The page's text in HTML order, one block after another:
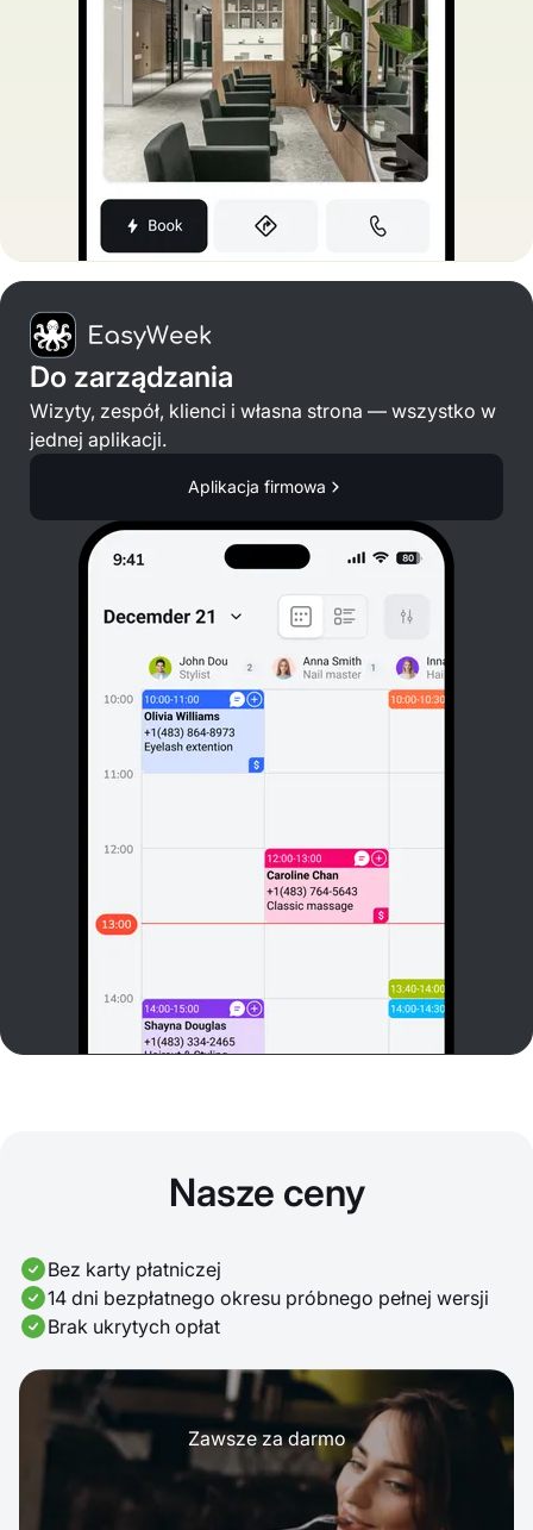
Do zarządzania
Wizyty, zespół, klienci i własna strona — wszystko w
jednej aplikacji.
Aplikacja firmowa
Nasze ceny
Bez karty płatniczej
14 dni bezpłatnego okresu próbnego pełnej wersji
Brak ukrytych opłat
Zawsze za darmo